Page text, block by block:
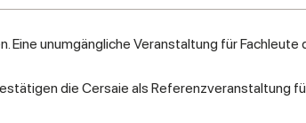
unumgängliche Veranstaltung für Fachleute
die Cersaie als Referenzveranstaltung